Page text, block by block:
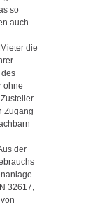
so
auch
die
ohne
Zugang
der
32617,